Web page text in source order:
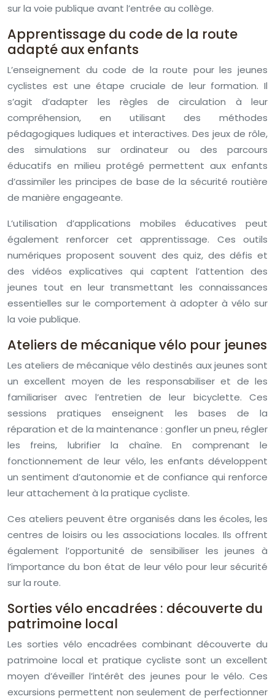
sur la voie publique avant l’entrée au collège.
Apprentissage du code de la route
adapté aux enfants
L’enseignement du code de la route pour les jeunes
cyclistes est une étape cruciale de leur formation. Il
s’agit d’adapter les règles de circulation à leur
compréhension, en utilisant des méthodes
pédagogiques ludiques et interactives. Des jeux de rôle,
des simulations sur ordinateur ou des parcours
éducatifs en milieu protégé permettent aux enfants
d’assimiler les principes de base de la sécurité routière
de manière engageante.
L’utilisation d’applications mobiles éducatives peut
également renforcer cet apprentissage. Ces outils
numériques proposent souvent des quiz, des défis et
des vidéos explicatives qui captent l’attention des
jeunes tout en leur transmettant les connaissances
essentielles sur le comportement à adopter à vélo sur
la voie publique.
Ateliers de mécanique vélo pour jeunes
Les ateliers de mécanique vélo destinés aux jeunes sont
un excellent moyen de les responsabiliser et de les
familiariser avec l’entretien de leur bicyclette. Ces
sessions pratiques enseignent les bases de la
réparation et de la maintenance : gonfler un pneu, régler
les freins, lubrifier la chaîne. En comprenant le
fonctionnement de leur vélo, les enfants développent
un sentiment d’autonomie et de confiance qui renforce
leur attachement à la pratique cycliste.
Ces ateliers peuvent être organisés dans les écoles, les
centres de loisirs ou les associations locales. Ils offrent
également l’opportunité de sensibiliser les jeunes à
l’importance du bon état de leur vélo pour leur sécurité
sur la route.
Sorties vélo encadrées : découverte du
patrimoine local
Les sorties vélo encadrées combinant découverte du
patrimoine local et pratique cycliste sont un excellent
moyen d’éveiller l’intérêt des jeunes pour le vélo. Ces
excursions permettent non seulement de perfectionner